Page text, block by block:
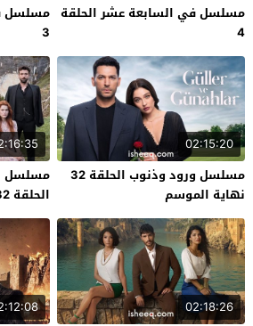
مسلسل في السابعة عشر الحلقة
4
مسلسل
3
02:15:20
مسلسل ورود وذنوب الحلقة 32
نهاية الموسم
مسلسل
الحلقة 32 نهاية الموسم
02:18:26